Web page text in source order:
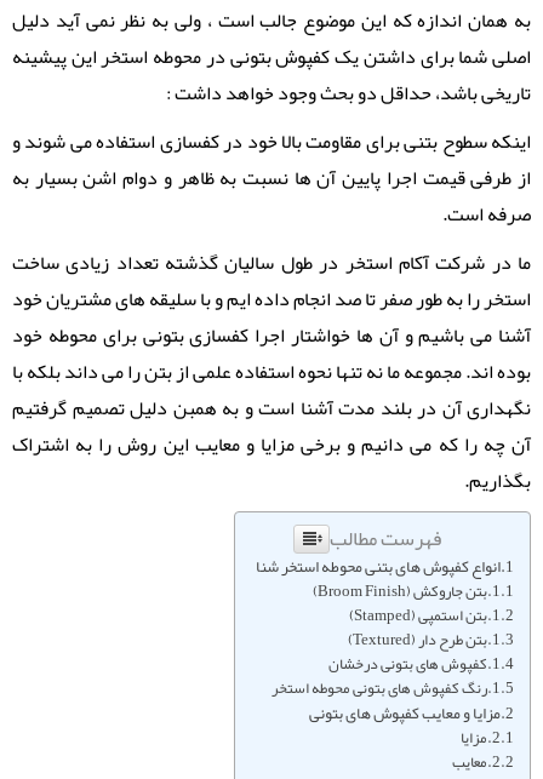
به همان اندازه که این موضوع جالب است ، ولی به نظر نمی آید دلیل
اصلی شما برای داشتن یک کفپوش بتونی در محوطه استخر این پیشینه
تاریخی باشد، حداقل دو بحث وجود خواهد داشت :
اینکه سطوح بتنی برای مقاومت بالا خود در کفسازی استفاده می شوند و
از طرفی قیمت اجرا پایین آن ها نسبت به ظاهر و دوام اشن بسیار به
صرفه است.
ما در شرکت آکام استخر در طول سالیان گذشته تعداد زیادی ساخت
استخر را به طور صفر تا صد انجام داده ایم و با سلیقه های مشتریان خود
آشنا می باشیم و آن ها خواشتار اجرا کفسازی بتونی برای محوطه خود
بوده اند. مجموعه ما نه تنها نحوه استفاده علمی از بتن را می داند بلکه با
نگهداری آن در بلند مدت آشنا است و به همبن دلیل تصمیم گرفتیم
آن چه را که می دانیم و برخی مزایا و معایب این روش را به اشتراک
بگذاریم.
فهرست مطالب
انواع کفپوش های بتنی محوطه استخر شنا
بتن جاروکش (Broom Finish)
بتن استمپی (Stamped)
بتن طرح دار (Textured)
کفپوش های بتونی درخشان
رنگ کفپوش های بتونی محوطه استخر
مزایا و معایب کفپوش های بتونی
مزایا
معایب